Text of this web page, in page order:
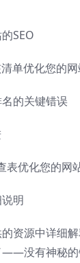
SEO
单优化您的
的关键错误
表优化您的网
明
资源中详细
没有神秘的